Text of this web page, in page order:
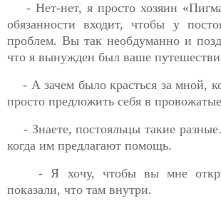
- Нет-нет, я просто хозяин
обязанности входит, чтобы у
проблем. Вы так необдуманно и
что я вынужден был ваше
- А зачем было красться за мной,
просто предложить себя в
- Знаете, постояльцы такие
когда им предлагают помощь.
- Я хочу, чтобы вы мне
показали, что там внутри.